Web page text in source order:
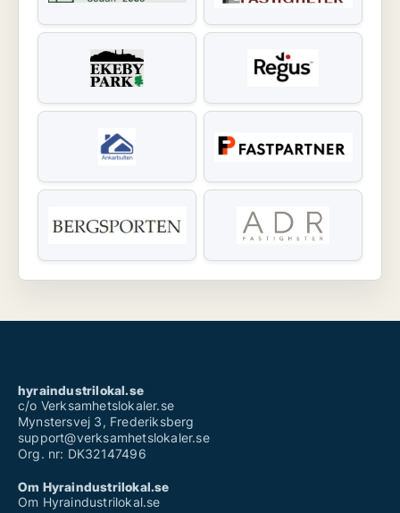
hyraindustrilokal.se
c/o Verksamhetslokaler.se
Mynstersvej 3, Frederiksberg
support@verksamhetslokaler.se
Org. nr: DK32147496
Om Hyraindustrilokal.se
Om Hyraindustrilokal.se